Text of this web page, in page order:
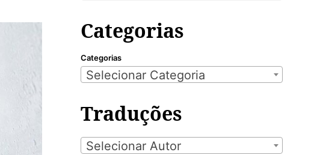
Categorias
Categorias
Selecionar Categoria
Traduções
Selecionar Autor